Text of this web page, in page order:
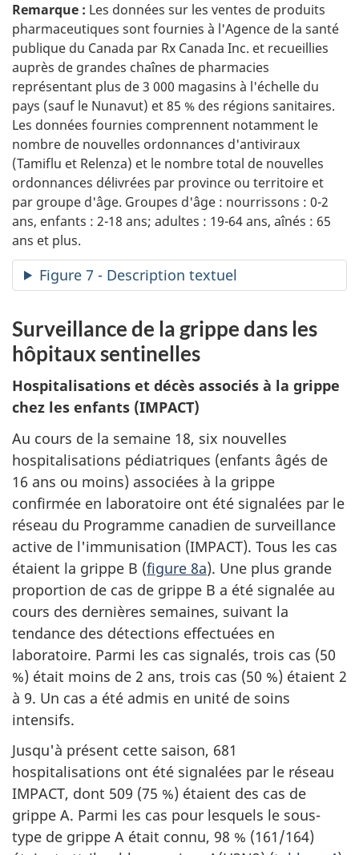
Remarque : Les données sur les ventes de produits
pharmaceutiques sont fournies à l'Agence de la santé
publique du Canada par Rx Canada Inc. et recueillies
auprès de grandes chaînes de pharmacies
représentant plus de 3 000 magasins à l'échelle du
pays (sauf le Nunavut) et 85 % des régions sanitaires.
Les données fournies comprennent notamment le
nombre de nouvelles ordonnances d'antiviraux
(Tamiflu et Relenza) et le nombre total de nouvelles
ordonnances délivrées par province ou territoire et
par groupe d'âge. Groupes d'âge : nourrissons : 0-2
ans, enfants : 2-18 ans; adultes : 19-64 ans, aînés : 65
ans et plus.
Figure 7 - Description textuel
Surveillance de la grippe dans les
hôpitaux sentinelles
Hospitalisations et décès associés à la grippe
chez les enfants (IMPACT)
Au cours de la semaine 18, six nouvelles
hospitalisations pédiatriques (enfants âgés de
16 ans ou moins) associées à la grippe
confirmée en laboratoire ont été signalées par le
réseau du Programme canadien de surveillance
active de l'immunisation (IMPACT). Tous les cas
étaient la grippe B (figure 8a). Une plus grande
proportion de cas de grippe B a été signalée au
cours des dernières semaines, suivant la
tendance des détections effectuées en
laboratoire. Parmi les cas signalés, trois cas (50
%) était moins de 2 ans, trois cas (50 %) étaient 2
à 9. Un cas a été admis en unité de soins
intensifs.
Jusqu'à présent cette saison, 681
hospitalisations ont été signalées par le réseau
IMPACT, dont 509 (75 %) étaient des cas de
grippe A. Parmi les cas pour lesquels le sous-
type de grippe A était connu, 98 % (161/164)